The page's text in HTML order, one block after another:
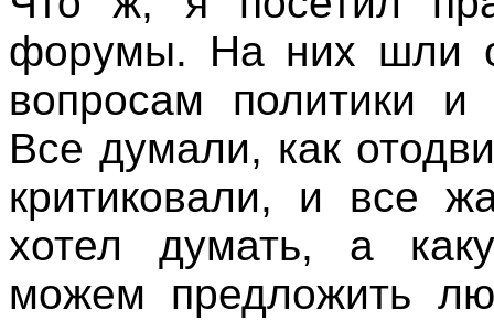
форумы. На них шли
вопросам политики и
Все думали, как
критиковали, и все
хотел думать, а
можем предложить